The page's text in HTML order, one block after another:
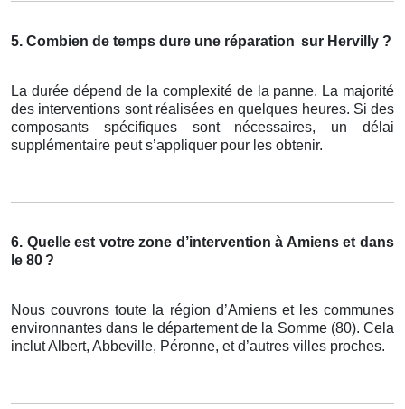
5. Combien de temps dure une réparation sur Hervilly ?
La durée dépend de la complexité de la panne. La majorité
des interventions sont réalisées en quelques heures. Si des
composants spécifiques sont nécessaires, un délai
supplémentaire peut s’appliquer pour les obtenir.
6. Quelle est votre zone d’intervention à Amiens et dans
le 80 ?
Nous couvrons toute la région d’Amiens et les communes
environnantes dans le département de la Somme (80). Cela
inclut Albert, Abbeville, Péronne, et d’autres villes proches.